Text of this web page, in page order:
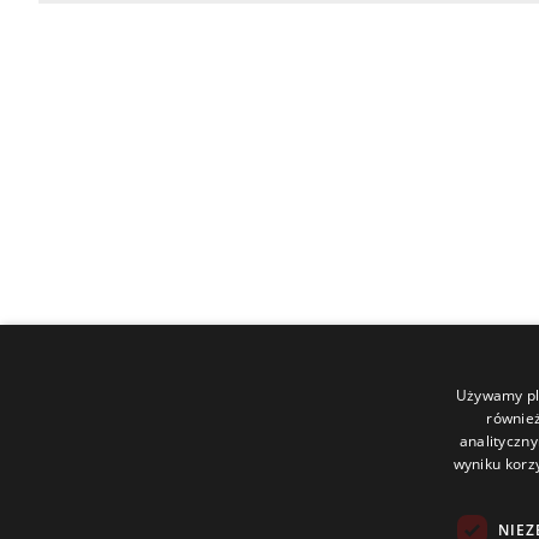
Używamy
wyniku